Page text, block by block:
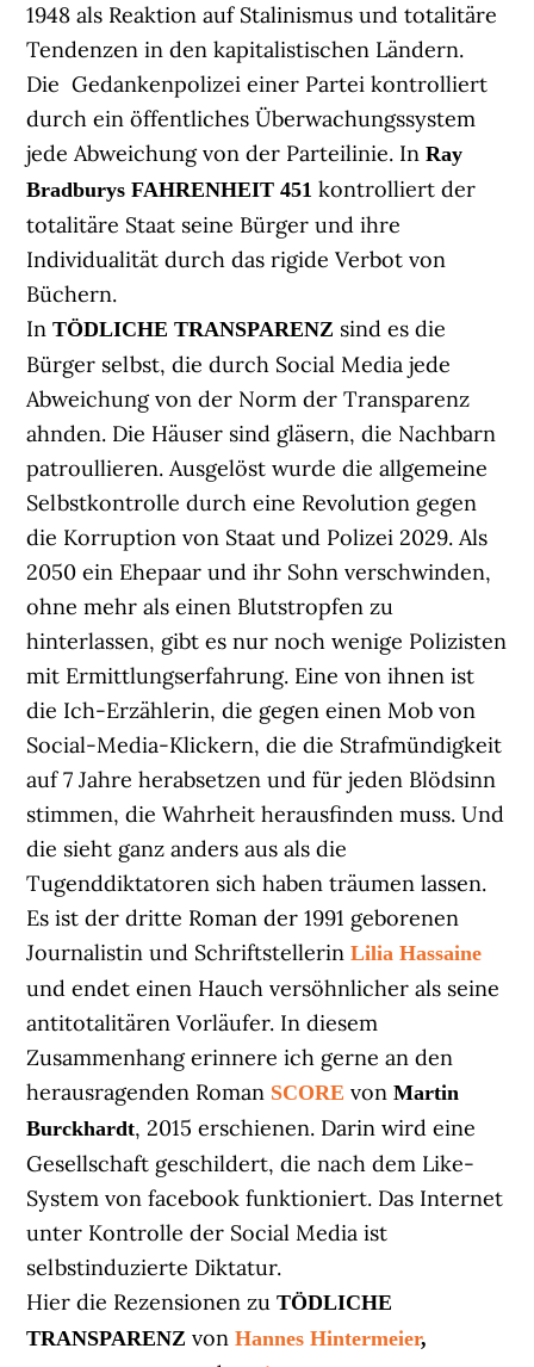
1948 als Reaktion auf Stalinismus und totalitäre
Tendenzen in den kapitalistischen Ländern.
Die Gedankenpolizei einer Partei kontrolliert
durch ein öffentliches Überwachungssystem
jede Abweichung von der Parteilinie. InRay
Bradburys FAHRENHEIT 451kontrolliert der
totalitäre Staat seine Bürger und ihre
Individualität durch das rigide Verbot von
Büchern.
InTÖDLICHE TRANSPARENZ sind es die
Bürger selbst, die durch Social Media jede
Abweichung von der Norm der Transparenz
ahnden. Die Häuser sind gläsern, die Nachbarn
patroullieren. Ausgelöst wurde die allgemeine
Selbstkontrolle durch eine Revolution gegen
die Korruption von Staat und Polizei 2029. Als
2050 ein Ehepaar und ihr Sohn verschwinden,
ohne mehr als einen Blutstropfen zu
hinterlassen, gibt es nur noch wenige Polizisten
mit Ermittlungserfahrung. Eine von ihnen ist
die Ich-Erzählerin, die gegen einen Mob von
Social-Media-Klickern, die die Strafmündigkeit
auf 7 Jahre herabsetzen und für jeden Blödsinn
stimmen, die Wahrheit herausfinden muss. Und
die sieht ganz anders aus als die
Tugenddiktatoren sich haben träumen lassen.
Es ist der dritte Roman der 1991 geborenen
Journalistin und SchriftstellerinLilia Hassaine
und endet einen Hauch versöhnlicher als seine
antitotalitären Vorläufer. In diesem
Zusammenhang erinnere ich gerne an den
herausragenden Roman SCOREvonMartin
Burckhardt, 2015 erschienen. Darin wird eine
Gesellschaft geschildert, die nach dem Like-
System von facebook funktioniert. Das Internet
unter Kontrolle der Social Media ist
selbstinduzierte Diktatur.
Hier die Rezensionen zuTÖDLICHE
TRANSPARENZvon Hannes Hintermeier,